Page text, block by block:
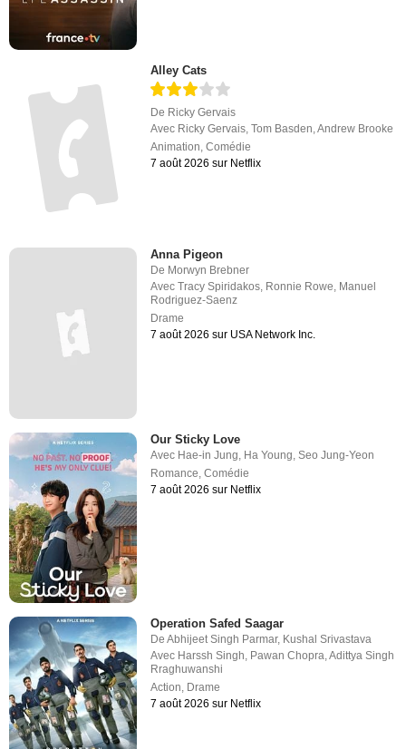
Alley Cats
De Ricky Gervais
Avec Ricky Gervais,Tom Basden,Andrew Brooke
Animation,Comédie
7 août 2026 sur Netflix
Anna Pigeon
De Morwyn Brebner
AvecTracy Spiridakos, Ronnie Rowe, Manuel
Rodriguez-Saenz
Drame
7 août 2026 sur USA Network Inc.
Our Sticky Love
Avec Hae-in Jung Ha Young ,Seo Jung-Yeon
Romance ,Comédie
7 août 2026 sur Netflix
Operation Safed Saagar
DeAbhijeet Singh Parmar, Kushal Srivastava
Avec Harssh Singh, Pawan Chopra,Adittya Singh
Rraghuwanshi
Action, Drame
7 août 2026 sur Netflix